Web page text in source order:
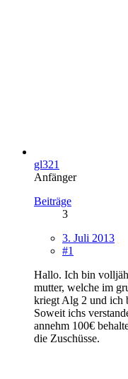
gl321
Anfänger
Beiträge
3
3. Juli 2013
#1
Hallo. Ich bin
mutter, welche im
kriegt Alg 2 und ich
Soweit ichs
annehm 100€
die Zuschüsse.